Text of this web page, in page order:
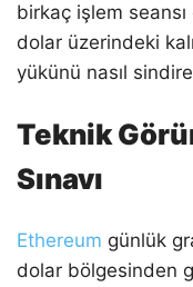
birkaç işlem
dolar üzerindeki
yükünü nasıl
Teknik
Sınavı
Ethereum günlük
dolar bölgesinden